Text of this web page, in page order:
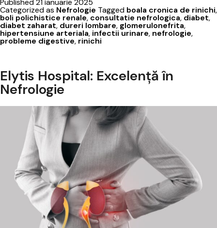
Published21 ianuarie 2025
Categorized as Nefrologie Tagged boala cronica de rinichi,
boli polichistice renale, consultatie nefrologica, diabet,
diabet zaharat, dureri lombare, glomerulonefrita,
hipertensiune arteriala, infectii urinare, nefrologie,
probleme digestive, rinichi
Elytis Hospital: Excelență în
Nefrologie